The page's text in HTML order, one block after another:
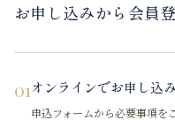
お申し込みから会員登
01オンラインでお申し込
申込フォームから必要事項を